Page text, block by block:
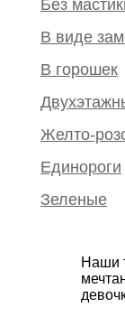
Без
В виде
В горошек
Желто-
Единороги
Зеленые
Наши